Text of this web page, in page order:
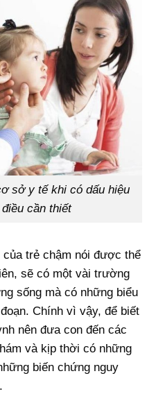
sở y tế khi có dấu hiệu
cần thiết
của trẻ chậm nói được thể
sẽ có một vài trường
sống mà có những biểu
Chính vì vậy, để biết
nên đưa con đến các
và kịp thời có những
biến chứng nguy